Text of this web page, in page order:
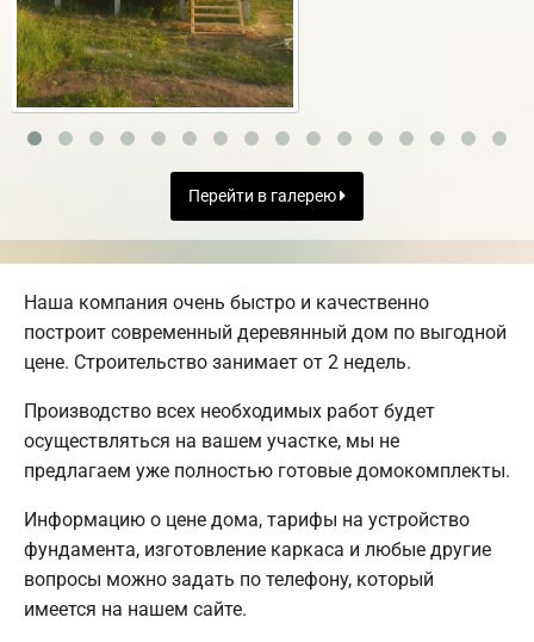
Перейти в галерею
Наша компания очень быстро и качественно
построит современный деревянный дом по выгодной
цене. Строительство занимает от 2 недель.
Производство всех необходимых работ будет
осуществляться на вашем участке, мы не
предлагаем уже полностью готовые домокомплекты.
Информацию о цене дома, тарифы на устройство
фундамента, изготовление каркаса и любые другие
вопросы можно задать по телефону, который
имеется на нашем сайте.